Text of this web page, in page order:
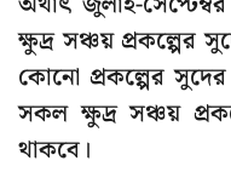
ক্ষুদ্র সঞ্চয় প্রকল্পের
কোনো প্রকল্পের
সকল ক্ষুদ্র সঞ্চয়
থাকবে।